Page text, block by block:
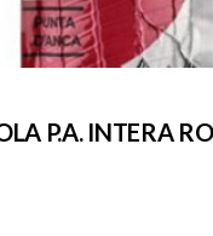
P.A. INTERA